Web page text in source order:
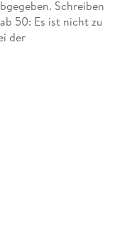
Schreiben
50: Es ist nicht zu
der